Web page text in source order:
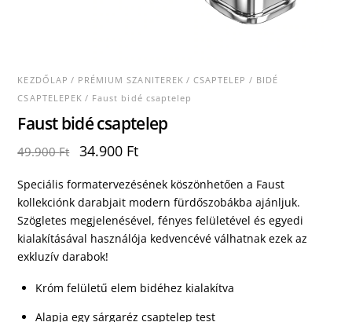
KEZDŐLAP / PRÉMIUM SZANITEREK /CSAPTELEP / BIDÉ
CSAPTELEPEK / Faust bidé csaptelep
Faust bidé csaptelep
49.900Ft
Original
was:
49.900 Ft.
34.900 FtCurrent
is:
34.900 Ft.
Speciális formatervezésének köszönhetően a Faust
kollekciónk darabjait modern fürdőszobákba ajánljuk.
Szögletes megjelenésével, fényes felületével és egyedi
kialakításával használója kedvencévé válhatnak ezek az
exkluzív darabok!
Króm felületű elem bidéhez kialakítva
Alapja egy sárgaréz csaptelep test